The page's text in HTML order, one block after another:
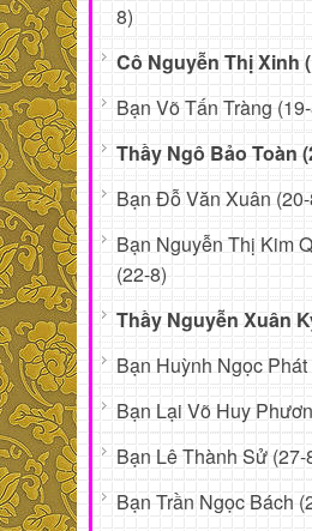
8)
Cô Nguyễn Thị Xinh
Bạn Võ Tấn Tràng
Thầy Ngô Bảo Toàn
Bạn Đỗ Văn Xuân
Bạn Nguyễn Thị Kim
(22-8)
Thầy Nguyễn Xuân
Bạn Huỳnh Ngọc Phát
Bạn Lại Võ Huy
Bạn Lê Thành Sử (27-
Bạn Trần Ngọc Bách